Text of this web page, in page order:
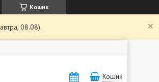
Кошик
08.08).
Кошик